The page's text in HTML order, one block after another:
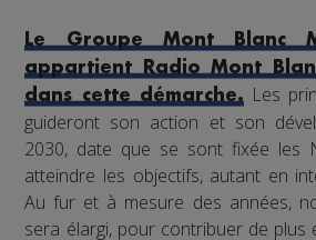
Le Groupe Mont Blanc
appartient Radio Mont
dans cette démarche.Les
guideront son action et son
2030, date que se sont fixée les
atteindre les objectifs, autant en
Au fur et à mesure des années,
sera élargi, pour contribuer de plus